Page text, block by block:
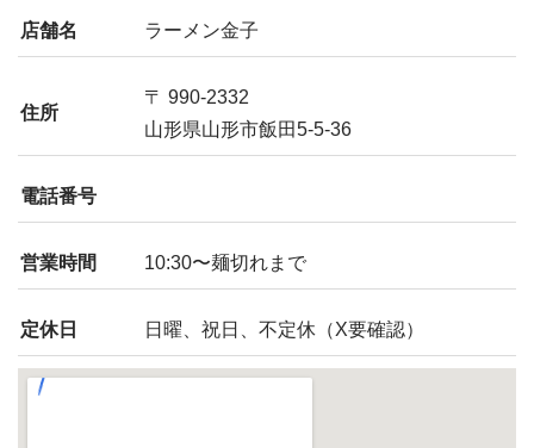
店舗名 ラーメン金子
住所
〒 990-2332
山形県山形市飯田5-5-36
電話番号
営業時間 10:30〜麺切れまで
定休日 日曜、祝日、不定休（X要確認）